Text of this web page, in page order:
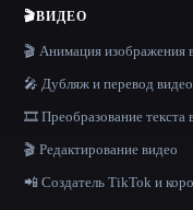
🎬ВИДЕО
🎬 Анимация изображения
🎤 Дубляж и перевод видео
🎞️ Преобразование текста
🎬 Редактирование видео
📲 Создатель TikTok и